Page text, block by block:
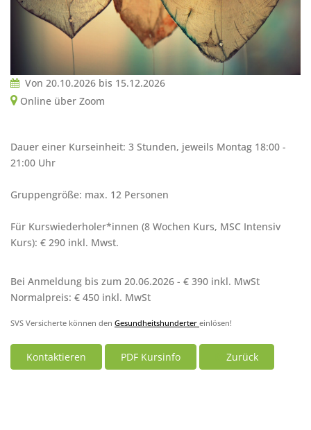
Von 20.10.2026 bis 15.12.2026
Online über Zoom
Dauer einer Kurseinheit: 3 Stunden, jeweils Montag 18:00 -
21:00 Uhr
Gruppengröße: max. 12 Personen
Für Kurswiederholer*innen (8 Wochen Kurs, MSC Intensiv
Kurs): € 290 inkl. Mwst.
Bei Anmeldung bis zum 20.06.2026 - € 390 inkl. MwSt
Normalpreis: € 450 inkl. MwSt
SVS Versicherte können den Gesundheitshunderter einlösen!
Kontaktieren PDF Kursinfo Zurück